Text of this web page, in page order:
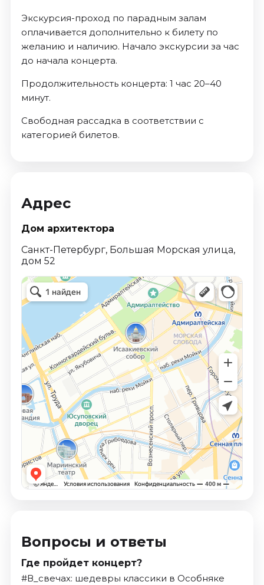
Экскурсия-проход по парадным залам
оплачивается дополнительно к билету по
желанию и наличию. Начало экскурсии за час
до начала концерта.
Продолжительность концерта: 1 час 20–40
минут.
Свободная рассадка в соответствии с
категорией билетов.
Адрес
Дом архитектора
Санкт-Петербург, Большая Морская улица,
дом 52
Вопросы и ответы
Где пройдет концерт?
#В_свечах: шедевры классики в Особняке